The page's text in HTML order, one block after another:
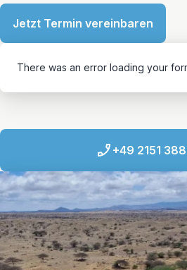
Jetzt Termin vereinbaren
There was an error loading your
+49 2151